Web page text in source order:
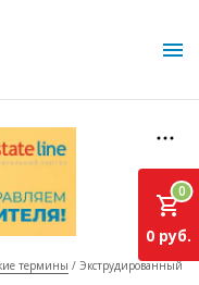
термины Экструдированный
0
0 руб.